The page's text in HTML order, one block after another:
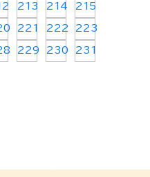
213 214 215
221 222 223
229 230 231